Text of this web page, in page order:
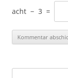
acht − 3 =